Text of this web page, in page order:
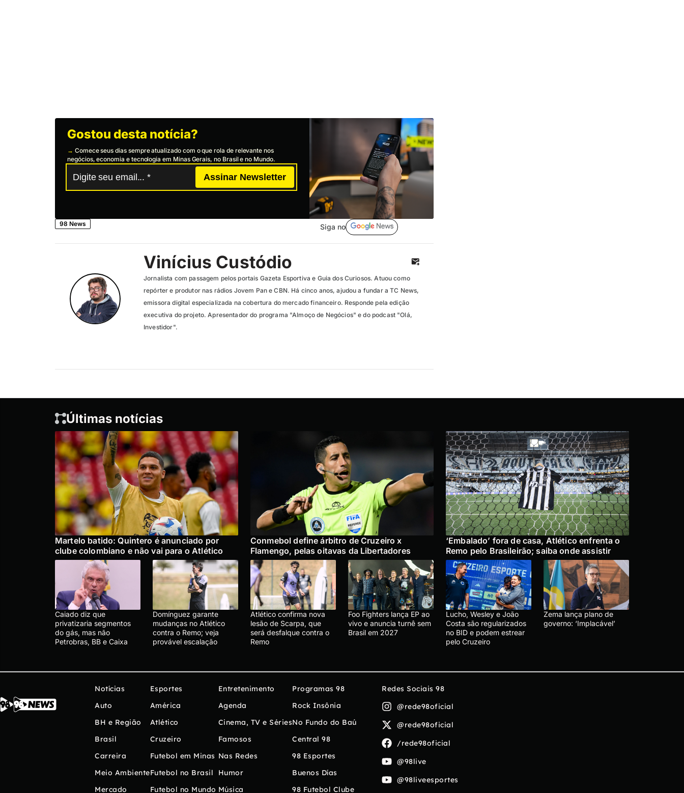
Gostou desta notícia?
→ Comece seus dias sempre atualizado com o que rola de relevante nos
negócios, economia e tecnologia em Minas Gerais, no Brasil e no Mundo.
Assinar Newsletter
98 News Siga no
Vinícius Custódio
Jornalista com passagem pelos portais Gazeta Esportiva e Guia dos Curiosos. Atuou como
repórter e produtor nas rádios Jovem Pan e CBN. Há cinco anos, ajudou a fundar a TC News,
emissora digital especializada na cobertura do mercado financeiro. Responde pela edição
executiva do projeto. Apresentador do programa "Almoço de Negócios" e do podcast "Olá,
Investidor".
Últimas notícias
Martelo batido: Quintero é anunciado por
clube colombiano e não vai para o Atlético
Conmebol define árbitro de Cruzeiro x
Flamengo, pelas oitavas da Libertadores
‘Embalado’ fora de casa, Atlético enfrenta o
Remo pelo Brasileirão; saiba onde assistir
Caiado diz que
privatizaria segmentos
do gás, mas não
Petrobras, BB e Caixa
Domínguez garante
mudanças no Atlético
contra o Remo; veja
provável escalação
Atlético confirma nova
lesão de Scarpa, que
será desfalque contra o
Remo
Foo Fighters lança EP ao
vivo e anuncia turnê sem
Brasil em 2027
Lucho, Wesley e João
Costa são regularizados
no BID e podem estrear
pelo Cruzeiro
Zema lança plano de
governo: ‘Implacável’
Notícias
Auto
BH e Região
Brasil
Carreira
Meio Ambiente
Mercado
Esportes
América
Atlético
Cruzeiro
Futebol em Minas
Futebol no Brasil
Futebol no Mundo
Entretenimento
Agenda
Cinema, TV e Séries
Famosos
Nas Redes
Humor
Música
Programas 98
Rock Insônia
No Fundo do Baú
Central 98
98 Esportes
Buenos Días
98 Futebol Clube
Redes Sociais 98
@rede98oficial
@rede98oficial
/rede98oficial
@98live
@98liveesportes